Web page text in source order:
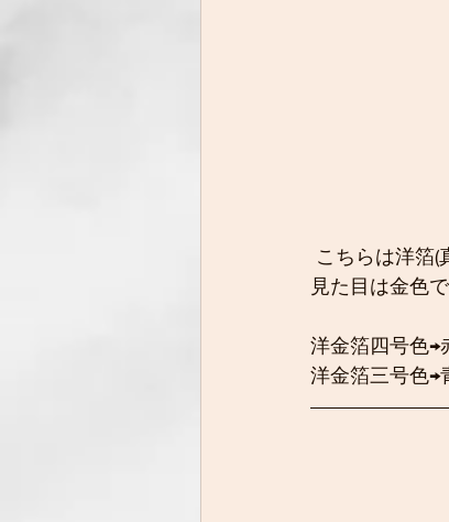
こちらは洋箔(
見た目は金色
洋金箔四号色→
洋金箔三号色→